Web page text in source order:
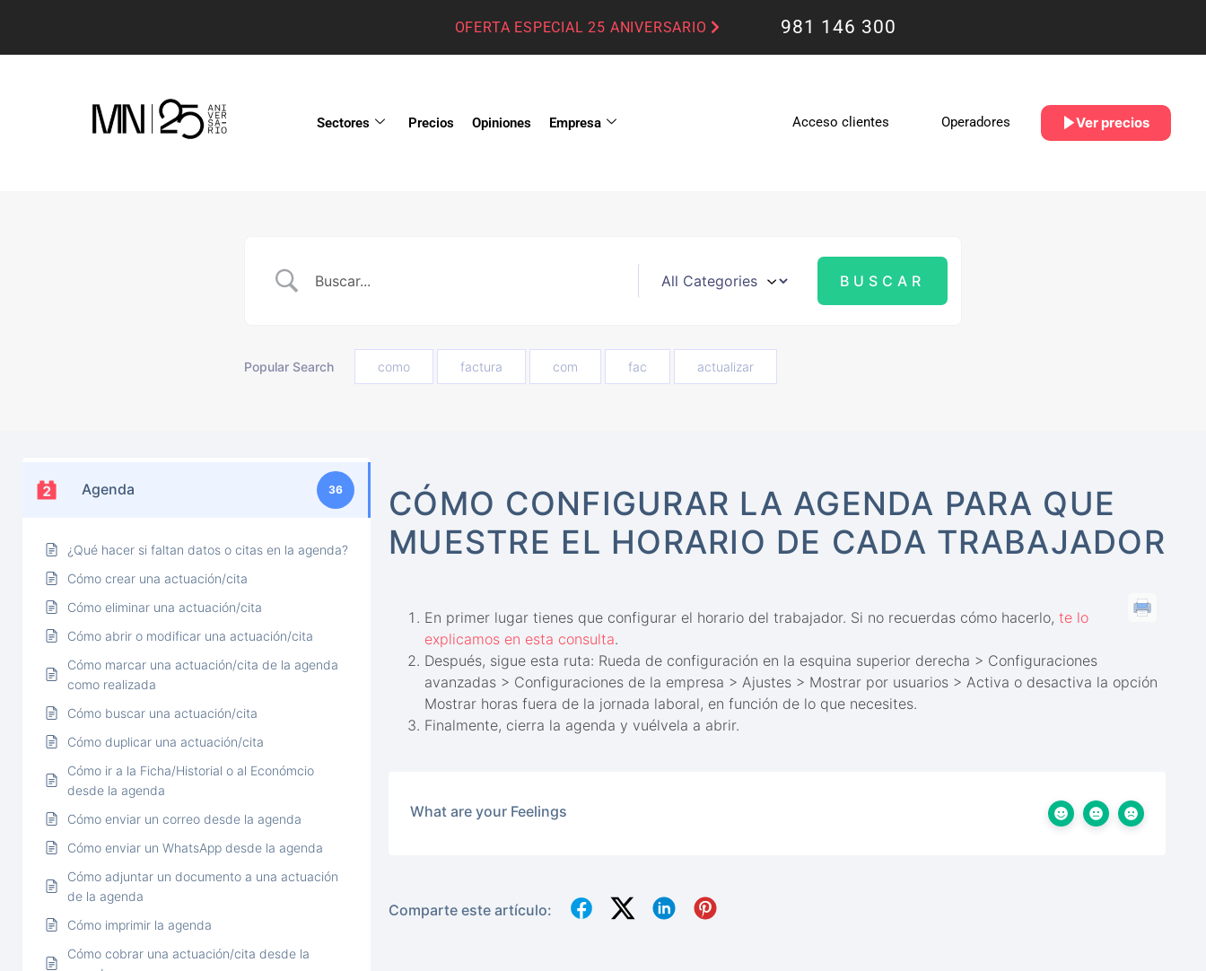
OFERTA ESPECIAL 25 ANIVERSARIO 981 146 300
Sectores Precios Opiniones Empresa Acceso clientes Operadores Ver precios
Popular Search como factura com fac actualizar
Agenda 36
¿Qué hacer si faltan datos o citas en la agenda?
Cómo crear una actuación/cita
Cómo eliminar una actuación/cita
Cómo abrir o modificar una actuación/cita
Cómo marcar una actuación/cita de la agenda
como realizada
Cómo buscar una actuación/cita
Cómo duplicar una actuación/cita
Cómo ir a la Ficha/Historial o al Económcio
desde la agenda
Cómo enviar un correo desde la agenda
Cómo enviar un WhatsApp desde la agenda
Cómo adjuntar un documento a una actuación
de la agenda
Cómo imprimir la agenda
Cómo cobrar una actuación/cita desde la
CÓMO CONFIGURAR LA AGENDA PARA QUE
MUESTRE EL HORARIO DE CADA TRABAJADOR
En primer lugar tienes que configurar el horario del trabajador. Si no recuerdas cómo hacerlo,te lo
explicamos en esta consulta.
Después, sigue esta ruta: Rueda de configuración en la esquina superior derecha > Configuraciones
avanzadas > Configuraciones de la empresa > Ajustes > Mostrar por usuarios > Activa o desactiva la opción
Mostrar horas fuera de la jornada laboral, en función de lo que necesites.
Finalmente, cierra la agenda y vuélvela a abrir.
What are your Feelings
Comparte este artículo: